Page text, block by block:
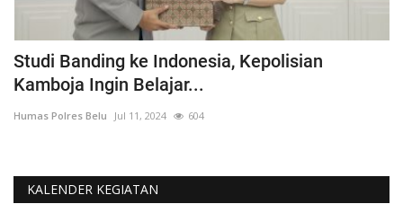
Studi Banding ke Indonesia, Kepolisian
Kamboja Ingin Belajar...
Humas Polres Belu Jul 11, 2024 604
KALENDER KEGIATAN